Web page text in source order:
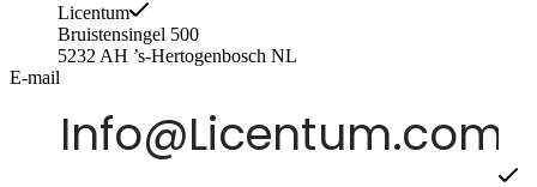
Licentum
Bruistensingel 500
5232 AH ’s-Hertogenbosch NL
E-mail